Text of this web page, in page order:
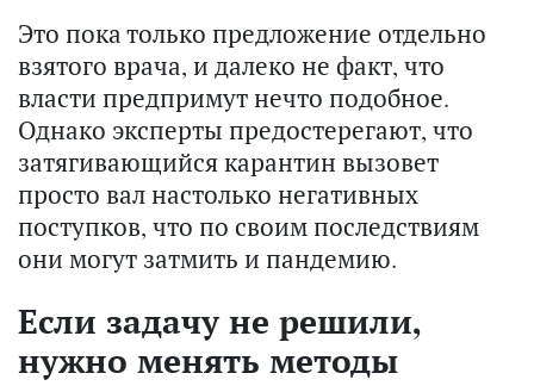
Это пока только предложение отдельно
взятого врача, и далеко не факт, что
власти предпримут нечто подобное.
Однако эксперты предостерегают, что
затягивающийся карантин вызовет
просто вал настолько негативных
поступков, что по своим последствиям
они могут затмить и пандемию.
Если задачу не решили,
нужно менять методы